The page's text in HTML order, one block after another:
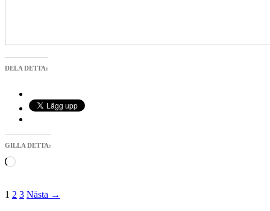
DELA DETTA:
GILLA DETTA:
Laddar
Inläggsnavigering
1 2 3 Nästa →